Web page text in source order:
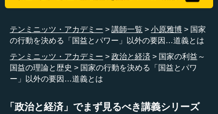
テンミニッツ・アカデミー 講師一覧 小原雅博
国家
の行動を決める「国益とパワー」以外の要因…道義とは
テンミニッツ・アカデミー
政治と経済
国家の利益～
国益の理論と歴史
国家の行動を決める「国益とパワ
ー」以外の要因…道義とは
「政治と経済」でまず見るべき講義シリーズ